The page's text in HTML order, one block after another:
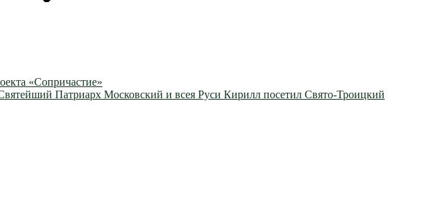
«Сопричастие»
Патриарх Московский и всея Руси Кирилл посетил Свято-Троицкий